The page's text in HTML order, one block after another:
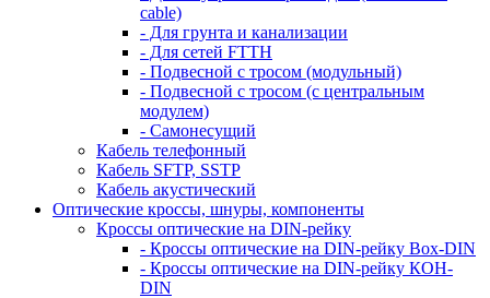
cable)
- Для грунта и канализации
- Для сетей FTTH
- Подвесной с тросом (модульный)
- Подвесной с тросом (с центральным
модулем)
- Самонесущий
Кабель телефонный
Кабель SFTP, SSTP
Кабель акустический
Оптические кроссы, шнуры, компоненты
Кроссы оптические на DIN-рейку
- Кроссы оптические на DIN-рейку Box-DIN
- Кроссы оптические на DIN-рейку КОН-
DIN